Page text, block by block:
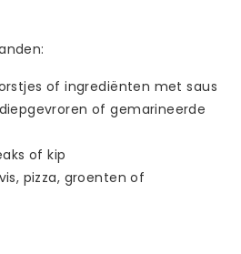
of ingrediënten met saus
of gemarineerde
of kip
pizza, groenten of